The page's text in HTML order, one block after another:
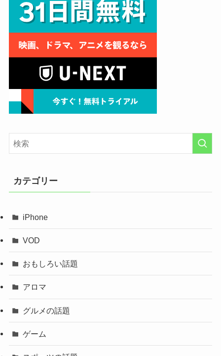
カテゴリー
iPhone
VOD
おもしろい話題
アロマ
グルメの話題
ゲーム